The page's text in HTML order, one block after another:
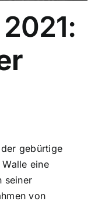
gebürtige
eine
seiner
von